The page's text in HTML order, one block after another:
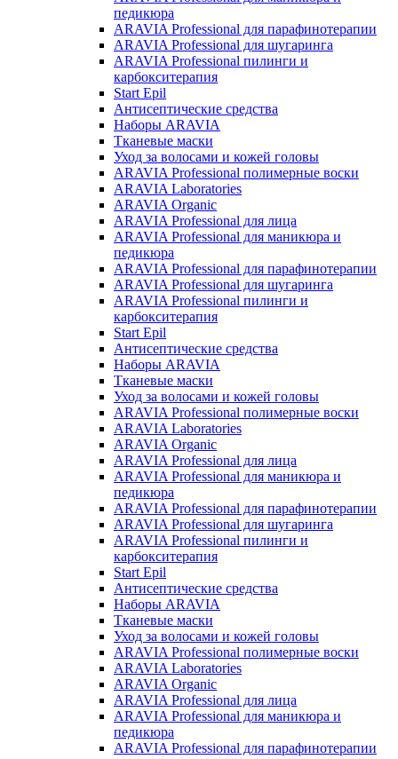
педикюра
ARAVIA Professional для парафинотерапии
ARAVIA Professional для шугаринга
ARAVIA Professional пилинги и
карбокситерапия
Start Epil
Антисептические средства
Наборы ARAVIA
Тканевые маски
Уход за волосами и кожей головы
ARAVIA Professional полимерные воски
ARAVIA Laboratories
ARAVIA Organic
ARAVIA Professional для лица
ARAVIA Professional для маникюра и
педикюра
ARAVIA Professional для парафинотерапии
ARAVIA Professional для шугаринга
ARAVIA Professional пилинги и
карбокситерапия
Start Epil
Антисептические средства
Наборы ARAVIA
Тканевые маски
Уход за волосами и кожей головы
ARAVIA Professional полимерные воски
ARAVIA Laboratories
ARAVIA Organic
ARAVIA Professional для лица
ARAVIA Professional для маникюра и
педикюра
ARAVIA Professional для парафинотерапии
ARAVIA Professional для шугаринга
ARAVIA Professional пилинги и
карбокситерапия
Start Epil
Антисептические средства
Наборы ARAVIA
Тканевые маски
Уход за волосами и кожей головы
ARAVIA Professional полимерные воски
ARAVIA Laboratories
ARAVIA Organic
ARAVIA Professional для лица
ARAVIA Professional для маникюра и
педикюра
ARAVIA Professional для парафинотерапии